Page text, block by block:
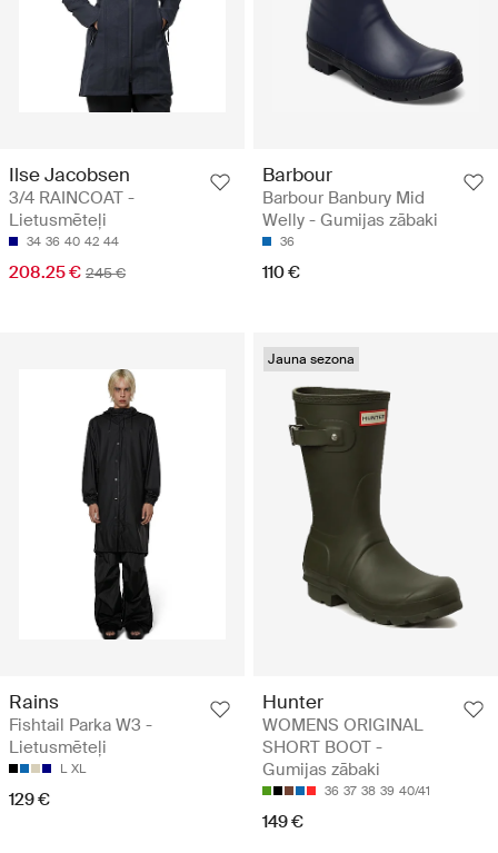
Ilse Jacobsen
3/4 RAINCOAT -
Lietusmēteļi
34 36 40 42 44
208.25 € 245 €
Barbour
Barbour Banbury Mid
Welly - Gumijas zābaki
36
110 €
Rains
Fishtail Parka W3 -
Lietusmēteļi
L XL
129 €
Jauna sezona
Hunter
WOMENS ORIGINAL
SHORT BOOT -
Gumijas zābaki
36 37 38 39 40/41
149 €